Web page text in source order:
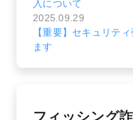
入について
2025.09.29
【重要】セキュリテ
ます
フィッシング